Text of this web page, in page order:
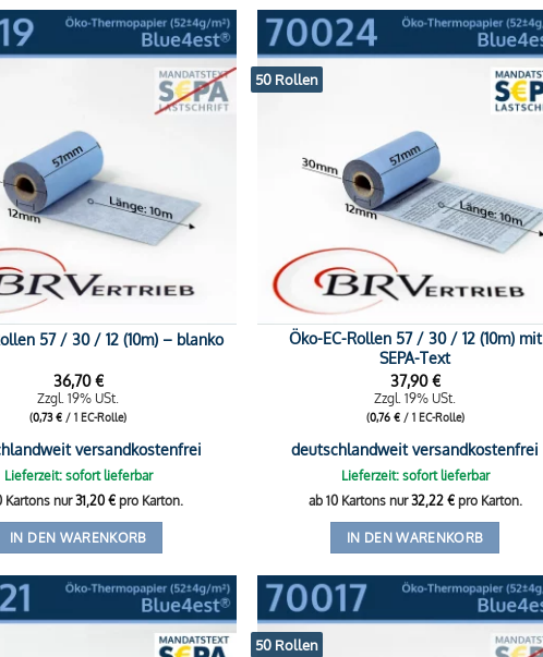
57 / 30 / 12 (10m) – blanko
36,70€
Zzgl. 19% USt.
(0,73€ / 1 EC-Rolle)
versandkostenfrei
Lieferzeit: sofort lieferbar
Kartons nur31,20€ pro Karton.
IN DEN WARENKORB
50 Rollen
Öko-EC-Rollen 57 / 30 / 12 (10m) mit
SEPA-Text
37,90€
Zzgl. 19% USt.
(0,76 €/ 1 EC-Rolle)
deutschlandweit versandkostenfrei
Lieferzeit: sofort lieferbar
ab 10 Kartons nur32,22 €pro Karton.
IN DEN WARENKORB
50 Rollen